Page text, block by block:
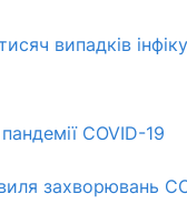
випадків
COVID-19
захворювань